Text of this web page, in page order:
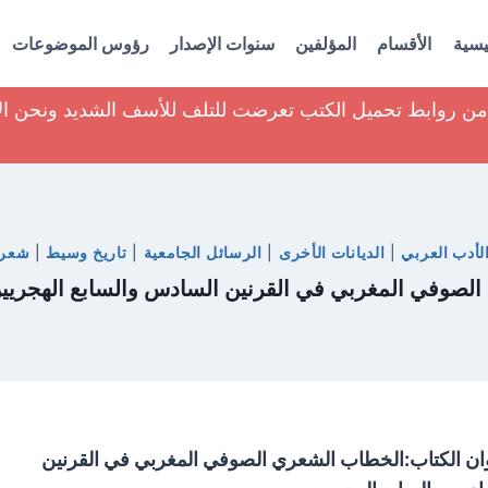
الأقسام المؤلفين سنوات الإصدار رؤوس الموضوعات
من روابط تحميل الكتب تعرضت للتلف للأسف الشديد
الأدب العربي الديانات الأخرى الرسائل الجامعية تاريخ وسيط شعر
المغربي في القرنين السادس والسابع
الكتاب:الخطاب الشعري الصوفي المغربي في القرنين